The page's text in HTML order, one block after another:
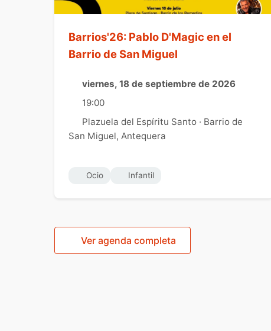
Barrios'26: Pablo D'Magic en el
Barrio de San Miguel
viernes, 18 de septiembre de 2026
19:00
Plazuela del Espíritu Santo · Barrio de
San Miguel, Antequera
Ocio Infantil
Ver agenda completa